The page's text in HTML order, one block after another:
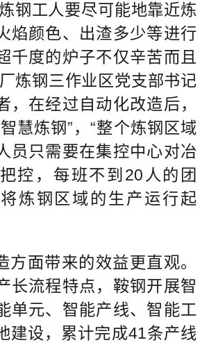
钢工人要尽可能地靠近炼
焰颜色、出渣多少等进行
千度的炉子不仅辛苦而且
炼钢三作业区党支部书记
，在经过自动化改造后，
慧炼钢”，“整个炼钢区域
员只需要在集控中心对冶
控，每班不到20人的团
炼钢区域的生产运行起
方面带来的效益更直观。
长流程特点，鞍钢开展智
单元、智能产线、智能工
建设，累计完成41条产线